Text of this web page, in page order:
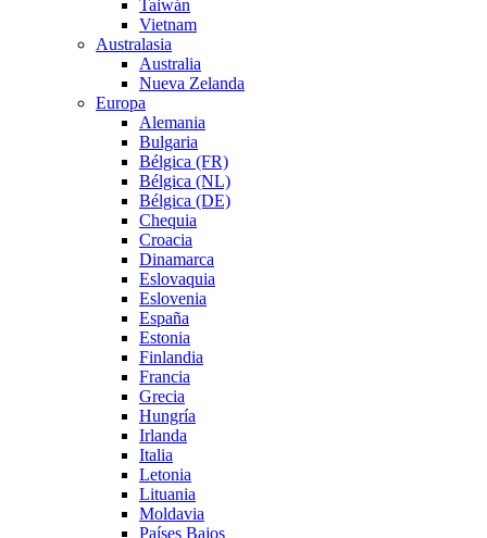
Taiwán
Vietnam
Australasia
Australia
Nueva Zelanda
Europa
Alemania
Bulgaria
Bélgica (FR)
Bélgica (NL)
Bélgica (DE)
Chequia
Croacia
Dinamarca
Eslovaquia
Eslovenia
España
Estonia
Finlandia
Francia
Grecia
Hungría
Irlanda
Italia
Letonia
Lituania
Moldavia
Países Bajos